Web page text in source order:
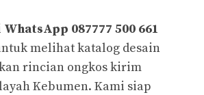
WhatsApp 087777 500 661
melihat katalog desain
rincian ongkos kirim
Kebumen. Kami siap